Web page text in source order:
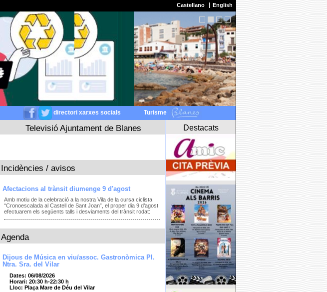
Castellano English
directori xarxes socials Turisme
Televisió Ajuntament de Blanes
Incidències / avisos
Afectacions al trànsit diumenge 9 d'agost
Amb motiu de la celebració a la nostra Vila de la cursa ciclista
“Cronoescalada al Castell de Sant Joan”, el proper dia 9 d’agost
efectuarem els següents talls i desviaments del trànsit rodat:
Agenda
Dijous de Música en viu/assoc. Gastronòmica Pl.
Ntra. Sra. del Vilar
Dates: 06/08/2026
Horari: 20:30 h-22:30 h
Lloc: Plaça Mare de Déu del Vilar
Destacats